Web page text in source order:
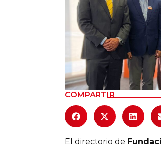
COMPARTIR
El directorio de